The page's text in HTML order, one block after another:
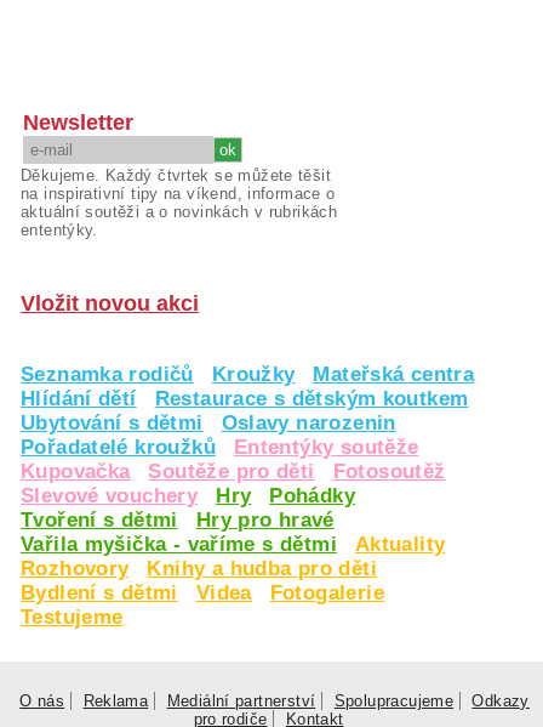
Newsletter
Děkujeme. Každý čtvrtek se můžete těšit
na inspirativní tipy na víkend, informace o
aktuální soutěži a o novinkách v rubrikách
ententýky.
Vložit novou akci
Seznamka rodičů Kroužky
Mateřská centra
Hlídání dětí
Restaurace s dětským koutkem
Ubytování s dětmi
Oslavy narozenin
Pořadatelé kroužků
Ententýky soutěže
Kupovačka
Soutěže pro děti
Fotosoutěž
Slevové vouchery
Hry
Pohádky
Tvoření s dětmi
Hry pro hravé
Vařila myšička - vaříme s dětmi
Aktuality
Rozhovory
Knihy a hudba pro děti
Bydlení s dětmi
Videa
Fotogalerie
Testujeme
O nás Reklama Mediální partnerství Spolupracujeme
Odkazy
pro rodiče
Kontakt